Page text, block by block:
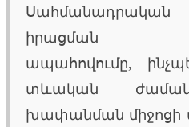
իրացման
ապահովումը,
տևական
խափանման միջոցի